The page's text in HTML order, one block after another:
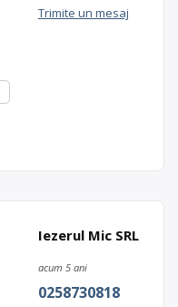
Trimite un mesaj
Iezerul Mic SRL
acum 5 ani
0258730818